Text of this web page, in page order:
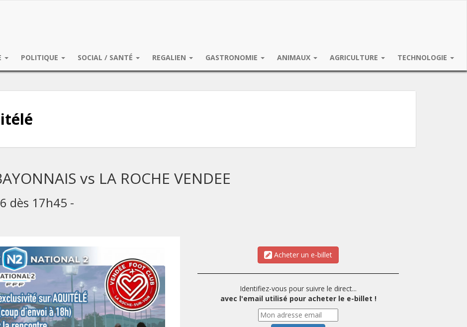
POLITIQUE SOCIAL / SANTÉ REGALIEN GASTRONOMIE ANIMAUX AGRICULTURE TECHNOLOGIE
vs LA ROCHE VENDEE
dès 17h45 -
Acheter un e-billet
Identifiez-vous pour suivre le direct...
avec l'email utilisé pour acheter le e-billet !